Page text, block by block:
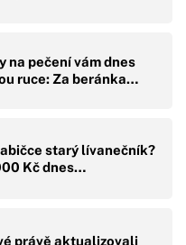
na pečení vám dnes
ruce: Za beránka…
starý lívanečník?
Kč dnes…
právě aktualizovali